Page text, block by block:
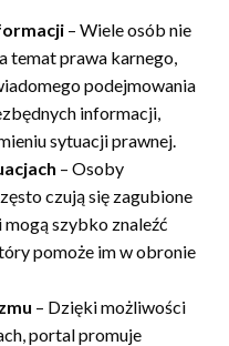
– Wiele osób nie
temat prawa karnego,
podejmowania
informacji,
sytuacji prawnej.
– Osoby
czują się zagubione
szybko znaleźć
pomoże im w obronie
– Dzięki możliwości
portal promuje